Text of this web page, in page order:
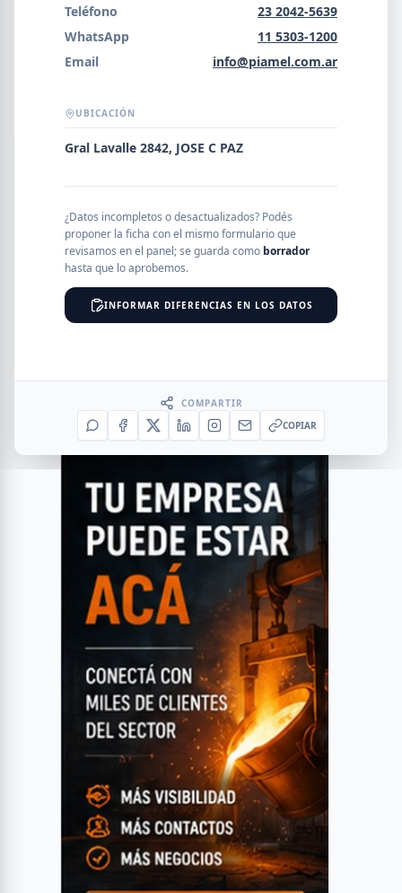
SEGMENTO
Teléfono
23 2042-5639
WhatsApp
11 5303-1200
Email
info@piamel.com.ar
UBICACIÓN
Gral Lavalle 2842, JOSE C PAZ
¿Datos incompletos o desactualizados? Podés
proponer la ficha con el mismo formulario que
revisamos en el panel; se guarda como borrador
hasta que lo aprobemos.
INFORMAR DIFERENCIAS EN LOS DATOS
COMPARTIR
COPIAR